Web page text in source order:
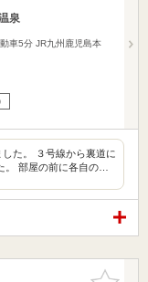
泉
車5分 JR九州鹿児島本
た。 ３号線から裏道に
。 部屋の前に各自の…
お気に入